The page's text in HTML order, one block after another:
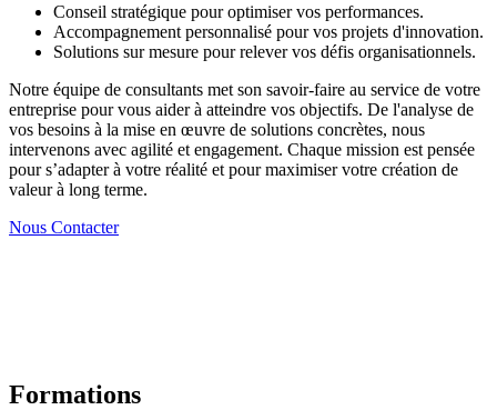
Conseil stratégique pour optimiser vos performances.
Accompagnement personnalisé pour vos projets d'innovation.
Solutions sur mesure pour relever vos défis organisationnels.
Notre équipe de consultants met son savoir-faire au service de votre
entreprise pour vous aider à atteindre vos objectifs. De l'analyse de
vos besoins à la mise en œuvre de solutions concrètes, nous
intervenons avec agilité et engagement. Chaque mission est pensée
pour s’adapter à votre réalité et pour maximiser votre création de
valeur à long terme.
Nous Contacter
Formations